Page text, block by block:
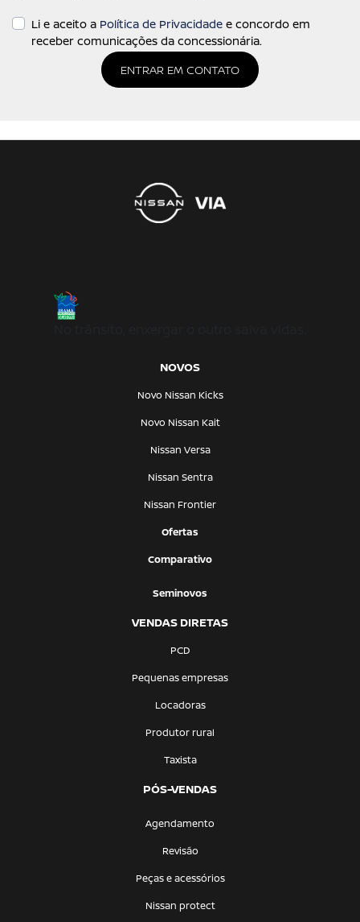
Li e aceito a Política de Privacidade e concordo em
receber comunicações da concessionária.
ENTRAR EM CONTATO
NOVOS
Novo Nissan Kicks
Novo Nissan Kait
Nissan Versa
Nissan Sentra
Nissan Frontier
Ofertas
Comparativo
Seminovos
VENDAS DIRETAS
PCD
Pequenas empresas
Locadoras
Produtor rural
Taxista
PÓS-VENDAS
Agendamento
Revisão
Peças e acessórios
Nissan protect